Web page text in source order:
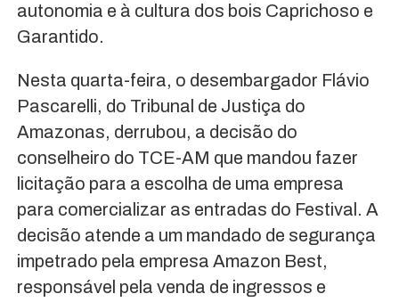
autonomia e à cultura dos bois Caprichoso e
Garantido.
Nesta quarta-feira, o desembargador Flávio
Pascarelli, do Tribunal de Justiça do
Amazonas, derrubou, a decisão do
conselheiro do TCE-AM que mandou fazer
licitação para a escolha de uma empresa
para comercializar as entradas do Festival. A
decisão atende a um mandado de segurança
impetrado pela empresa Amazon Best,
responsável pela venda de ingressos e